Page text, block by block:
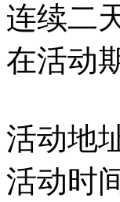
连续二
在活动
活动地
活动时